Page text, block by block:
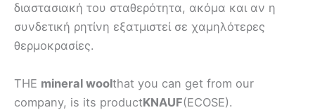
διαστασιακή του σταθερότητα, ακόμα και αν η
συνδετική ρητίνη εξατμιστεί σε χαμηλότερες
θερμοκρασίες.
THE mineral woolthat you can get from our
company, is its productKNAUF(ECOSE).